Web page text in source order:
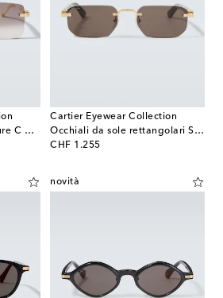
Occhiali da sole Signature C De Cartier
Cartier Eyewear Collection
Occhiali da sole rettangolari Signature C
CHF 1.255
original price
novità